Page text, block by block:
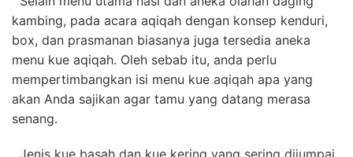
kambing, pada acara aqiqah dengan konsep kenduri,
box, dan prasmanan biasanya juga tersedia aneka
menu kue aqiqah. Oleh sebab itu, anda perlu
mempertimbangkan isi menu kue aqiqah apa yang
akan Anda sajikan agar tamu yang datang merasa
senang.
Jenis kue basah dan kue kering yang sering dijumpai